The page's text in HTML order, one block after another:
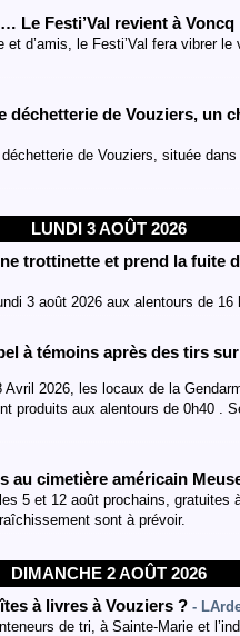
Le Festi’Val revient à
d’amis, le Festi’Val fera vibrer
déchetterie de Vouziers, un
de Vouziers, située
LUNDI 3 AOÛT 2026
trottinette et prend la fuite
3 août 2026 aux alentours de 16
à témoins après des tirs
2026, les locaux de la
produits aux alentours de 0h40 .
au cimetière américain
5 et 12 août prochains, gratuites
sont à prévoir.
DIMANCHE 2 AOÛT 2026
à livres à Vouziers ? -
de tri, à Sainte-Marie et